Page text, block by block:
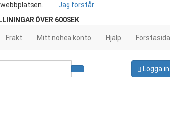
Jag förstår
ÖVER 600SEK
Frakt Mitt nohea konto Hjälp Förstasida
Logga in